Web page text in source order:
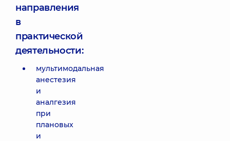
направления
в
практической
деятельности:
мультимодальная
анестезия
и
аналгезия
при
плановых
и